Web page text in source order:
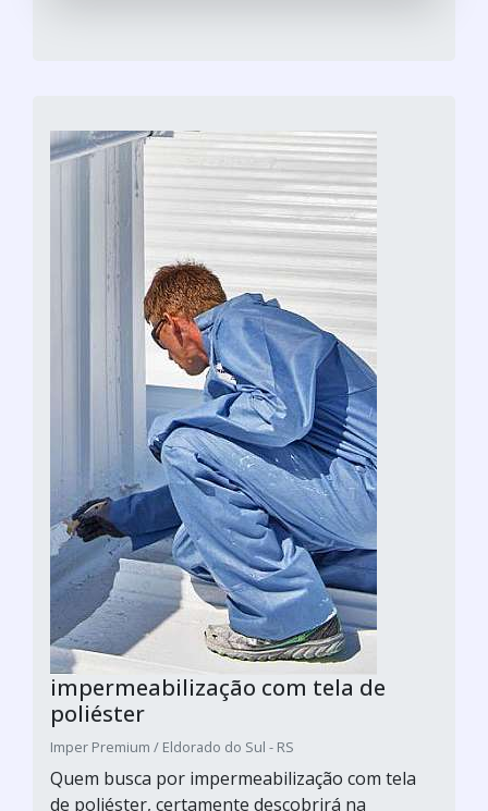
impermeabilização com tela de
poliéster
Imper Premium / Eldorado do Sul - RS
Quem busca por impermeabilização com tela
de poliéster, certamente descobrirá na